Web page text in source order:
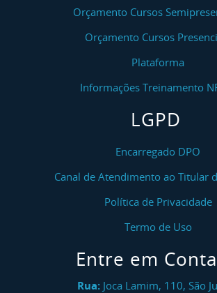
Orçamento Cursos
Orçamento Cursos
Plataforma
Informações Treinamento
LGPD
Encarregado DPO
Canal de Atendimento ao Titular
Política de Privacidade
Termo de Uso
Entre em
Rua: Joca Lamim, 110, São